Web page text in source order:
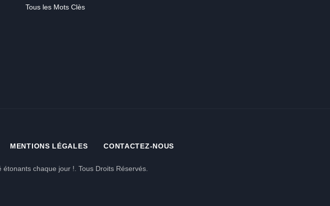
Tous les Mots Clès
MENTIONS LÉGALES CONTACTEZ-NOUS
chaque jour !. Tous Droits Réservés.